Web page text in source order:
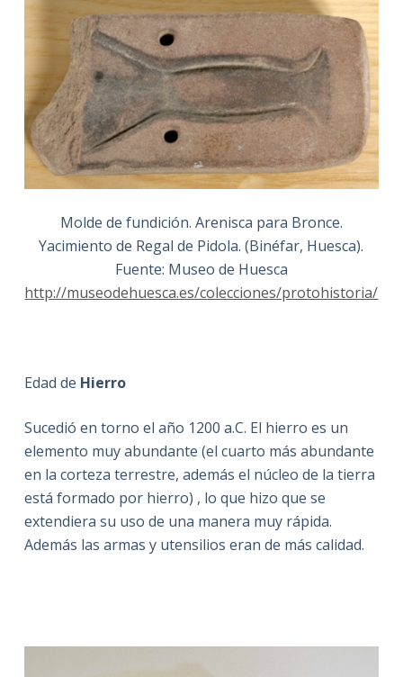
Molde de fundición. Arenisca para Bronce.
Yacimiento de Regal de Pidola. (Binéfar, Huesca).
Fuente: Museo de Huesca
http://museodehuesca.es/colecciones/protohistoria/
Edad de Hierro
Sucedió en torno el año 1200 a.C. El hierro es un
elemento muy abundante (el cuarto más abundante
en la corteza terrestre, además el núcleo de la tierra
está formado por hierro) , lo que hizo que se
extendiera su uso de una manera muy rápida.
Además las armas y utensilios eran de más calidad.